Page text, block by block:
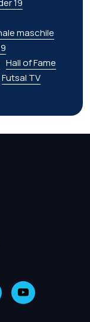
19
maschile
Hall of Fame
Futsal TV